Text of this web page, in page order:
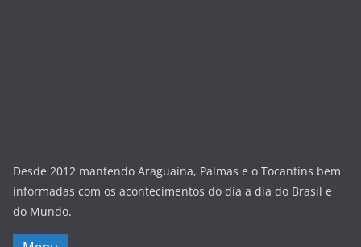
Desde 2012 mantendo Araguaína, Palmas e o Tocantins bem
informadas com os acontecimentos do dia a dia do Brasil e
do Mundo.